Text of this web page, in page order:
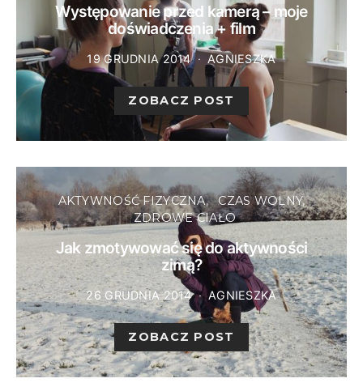
Występowanie przed kamerą – moje
doświadczenia + film
19 GRUDNIA 2014 AGNIESZKA
ZOBACZ POST
AKTYWNOŚĆ FIZYCZNA
CZAS WOLNY
ZDROWE CIAŁO
Jak zmotywować się do aktywności
zimą?
26 GRUDNIA 2014 AGNIESZKA
ZOBACZ POST